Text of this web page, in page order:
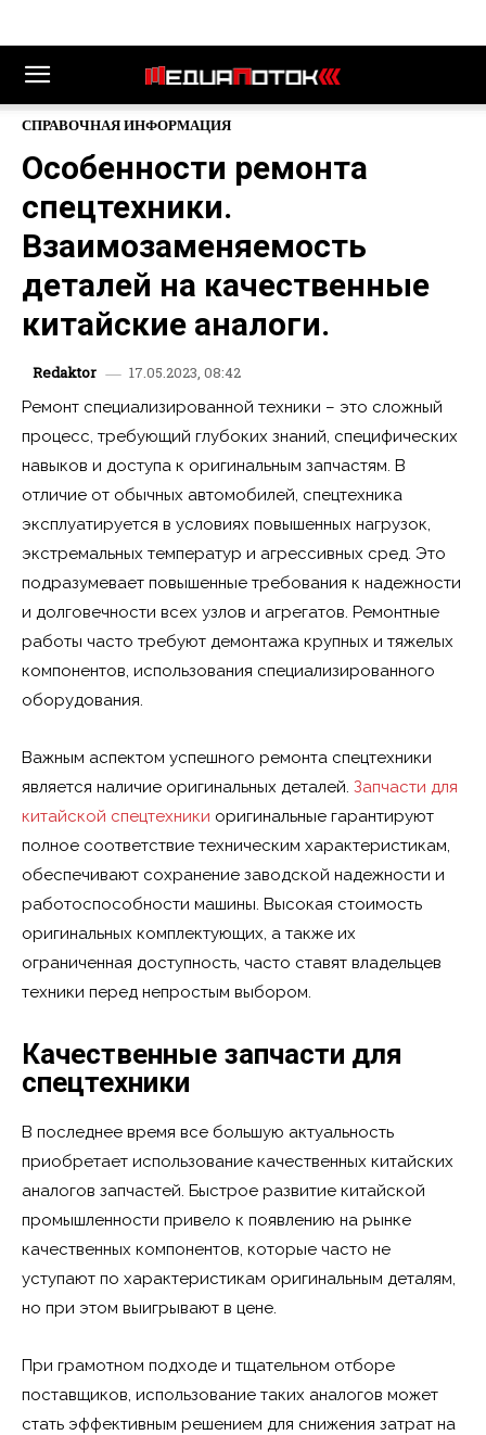
СПРАВОЧНАЯ ИНФОРМАЦИЯ
Особенности ремонта
спецтехники.
Взаимозаменяемость
деталей на качественные
китайские аналоги.
Redaktor
17.05.2023, 08:42
Ремонт специализированной техники – это сложный
процесс, требующий глубоких знаний, специфических
навыков и доступа к оригинальным запчастям. В
отличие от обычных автомобилей, спецтехника
эксплуатируется в условиях повышенных нагрузок,
экстремальных температур и агрессивных сред. Это
подразумевает повышенные требования к надежности
и долговечности всех узлов и агрегатов. Ремонтные
работы часто требуют демонтажа крупных и тяжелых
компонентов, использования специализированного
оборудования.
Важным аспектом успешного ремонта спецтехники
является наличие оригинальных деталей. Запчасти для
китайской спецтехники оригинальные гарантируют
полное соответствие техническим характеристикам,
обеспечивают сохранение заводской надежности и
работоспособности машины. Высокая стоимость
оригинальных комплектующих, а также их
ограниченная доступность, часто ставят владельцев
техники перед непростым выбором.
Качественные запчасти для
спецтехники
В последнее время все большую актуальность
приобретает использование качественных китайских
аналогов запчастей. Быстрое развитие китайской
промышленности привело к появлению на рынке
качественных компонентов, которые часто не
уступают по характеристикам оригинальным деталям,
но при этом выигрывают в цене.
При грамотном подходе и тщательном отборе
поставщиков, использование таких аналогов может
стать эффективным решением для снижения затрат на